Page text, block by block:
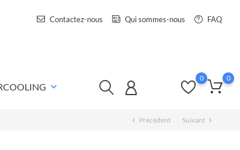
Contactez-nous Qui sommes-nous FAQ
keyboard_arrow_down
0
0
chevron_left Précédent Suivant chevron_right